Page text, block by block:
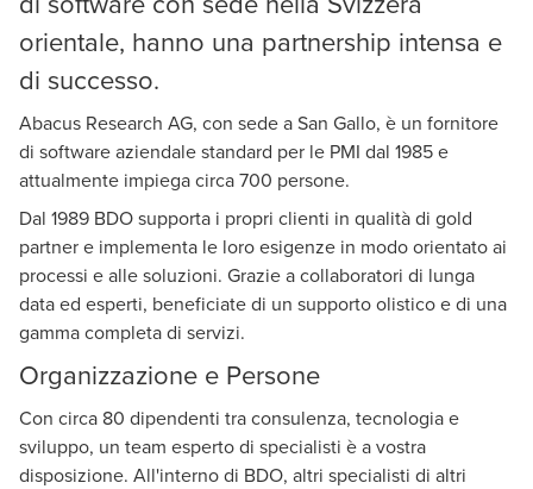
orientale, hanno una partnership intensa e
di successo.
Abacus Research AG, con sede a San Gallo, è un fornitore
di software aziendale standard per le PMI dal 1985 e
attualmente impiega circa 700 persone.
Dal 1989 BDO supporta i propri clienti in qualità di gold
partner e implementa le loro esigenze in modo orientato ai
processi e alle soluzioni. Grazie a collaboratori di lunga
data ed esperti, beneficiate di un supporto olistico e di una
gamma completa di servizi.
Organizzazione e Persone
Con circa 80 dipendenti tra consulenza, tecnologia e
sviluppo, un team esperto di specialisti è a vostra
disposizione. All'interno di BDO, altri specialisti di altri